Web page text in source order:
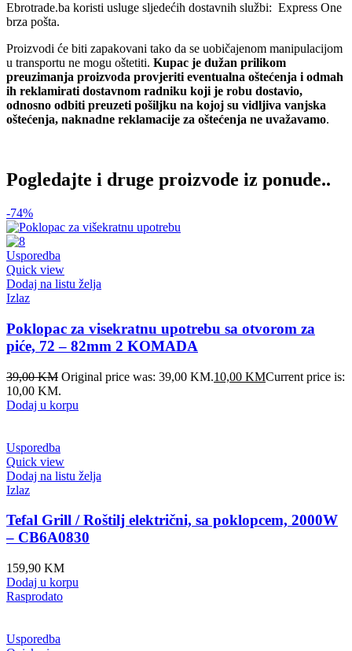
Ebrotrade.ba koristi usluge sljedećih dostavnih službi: Express One
brza pošta.
Proizvodi će biti zapakovani tako da se uobičajenom manipulacijom
u transportu ne mogu oštetiti. Kupac je dužan prilikom
preuzimanja proizvoda provjeriti eventualna oštećenja i odmah
ih reklamirati dostavnom radniku koji je robu dostavio,
odnosno odbiti preuzeti pošiljku na kojoj su vidljiva vanjska
oštećenja, naknadne reklamacije za oštećenja ne uvažavamo.
Pogledajte i druge proizvode iz ponude..
-74%
Usporedba
Quick view
Dodaj na listu želja
Izlaz
Poklopac za visekratnu upotrebu sa otvorom za
piće, 72 – 82mm 2 KOMADA
39,00KM Original price was: 39,00 KM.10,00 KMCurrent price is:
10,00 KM.
Dodaj u korpu
Usporedba
Quick view
Dodaj na listu želja
Izlaz
Tefal Grill / Roštilj električni, sa poklopcem, 2000W
– CB6A0830
159,90 KM
Dodaj u korpu
Rasprodato
Usporedba